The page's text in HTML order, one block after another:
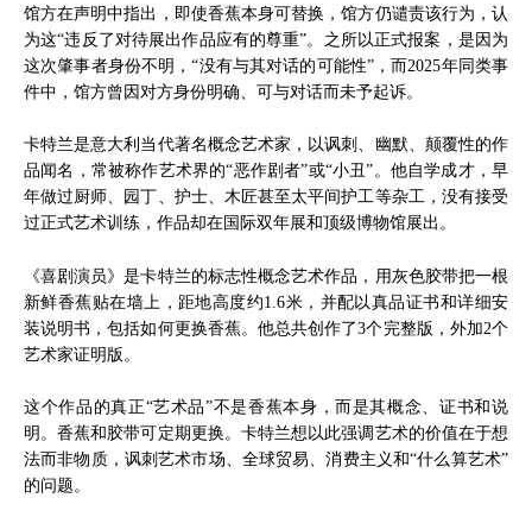
馆方在声明中指出，即使香蕉本身可替换，馆方仍谴责该行为，认
为这“违反了对待展出作品应有的尊重”。之所以正式报案，是因为
这次肇事者身份不明，“没有与其对话的可能性”，而2025年同类事
件中，馆方曾因对方身份明确、可与对话而未予起诉。
卡特兰是意大利当代著名概念艺术家，以讽刺、幽默、颠覆性的作
品闻名，常被称作艺术界的“恶作剧者”或“小丑”。他自学成才，早
年做过厨师、园丁、护士、木匠甚至太平间护工等杂工，没有接受
过正式艺术训练，作品却在国际双年展和顶级博物馆展出。
《喜剧演员》是卡特兰的标志性概念艺术作品，用灰色胶带把一根
新鲜香蕉贴在墙上，距地高度约1.6米，并配以真品证书和详细安
装说明书，包括如何更换香蕉。他总共创作了3个完整版，外加2个
艺术家证明版。
这个作品的真正“艺术品”不是香蕉本身，而是其概念、证书和说
明。香蕉和胶带可定期更换。卡特兰想以此强调艺术的价值在于想
法而非物质，讽刺艺术市场、全球贸易、消费主义和“什么算艺术”
的问题。